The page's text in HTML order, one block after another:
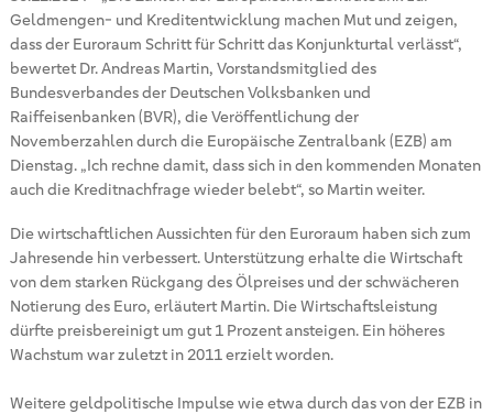
Geldmengen- und Kreditentwicklung machen Mut und zeigen,
dass der Euroraum Schritt für Schritt das Konjunkturtal verlässt“,
bewertet Dr. Andreas Martin, Vorstandsmitglied des
Bundesverbandes der Deutschen Volksbanken und
Raiffeisenbanken (BVR), die Veröffentlichung der
Novemberzahlen durch die Europäische Zentralbank (EZB) am
Dienstag. „Ich rechne damit, dass sich in den kommenden Monaten
auch die Kreditnachfrage wieder belebt“, so Martin weiter.
Die wirtschaftlichen Aussichten für den Euroraum haben sich zum
Jahresende hin verbessert. Unterstützung erhalte die Wirtschaft
von dem starken Rückgang des Ölpreises und der schwächeren
Notierung des Euro, erläutert Martin. Die Wirtschaftsleistung
dürfte preisbereinigt um gut 1 Prozent ansteigen. Ein höheres
Wachstum war zuletzt in 2011 erzielt worden.
Weitere geldpolitische Impulse wie etwa durch das von der EZB in